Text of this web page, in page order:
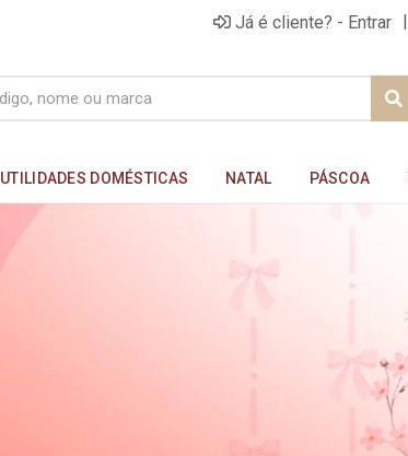
Já é cliente? - Entrar |
UTILIDADES DOMÉSTICAS NATAL PÁSCOA